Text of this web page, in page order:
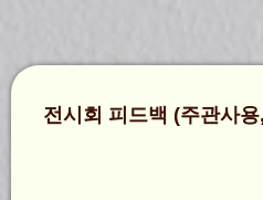
전시회 피드백 (주관사